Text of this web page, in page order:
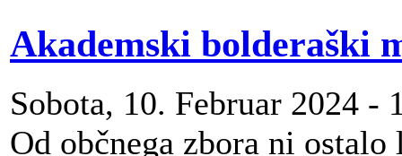
Akademski bolderaški
Sobota, 10. Februar 2024 -
Od občnega zbora ni